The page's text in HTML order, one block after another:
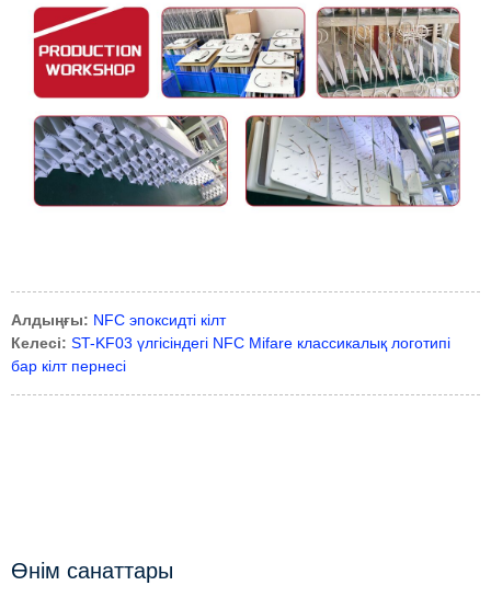
Алдыңғы: NFC эпоксидті кілт
Келесі: ST-KF03 үлгісіндегі NFC Mifare классикалық логотипі
бар кілт пернесі
Өнім санаттары